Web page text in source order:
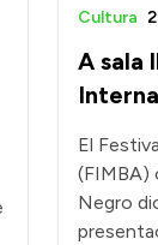
A sala
Cultura
El
(FIMBA)
Negro